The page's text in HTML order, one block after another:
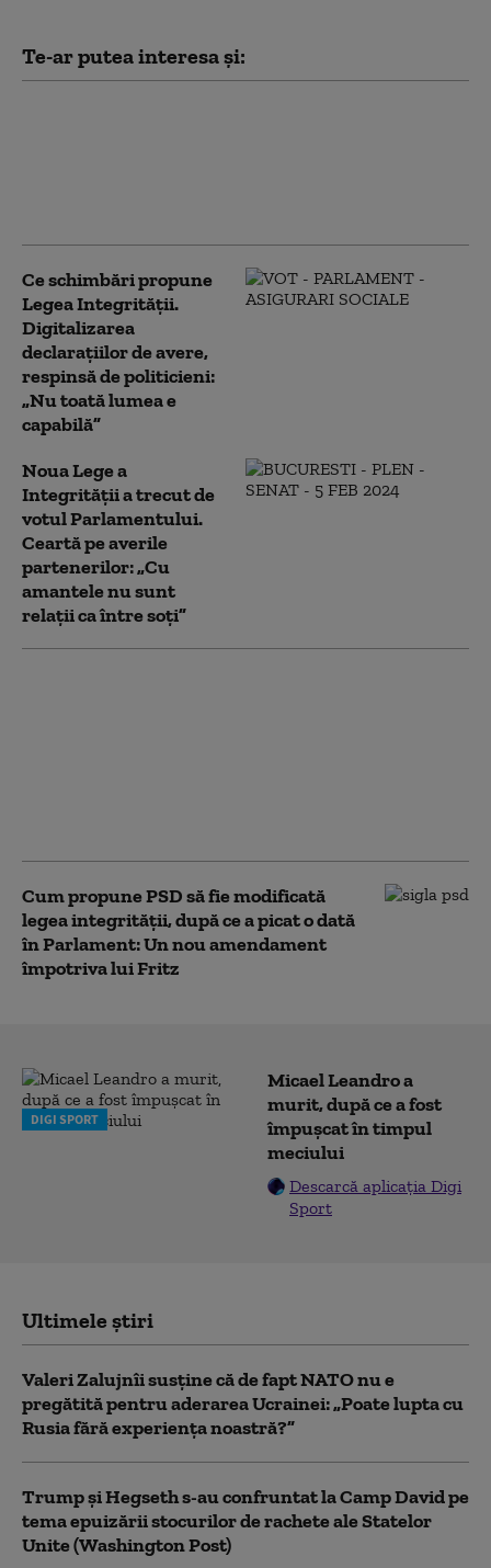
Te-ar putea interesa și:
Ce schimbări propune
Legea Integrității.
Digitalizarea
declarațiilor de avere,
respinsă de politicieni:
„Nu toată lumea e
capabilă”
Noua Lege a
Integrității a trecut de
votul Parlamentului.
Ceartă pe averile
partenerilor: „Cu
amantele nu sunt
relații ca între soți”
Cum propune PSD să fie modificată
legea integrității, după ce a picat o dată
în Parlament: Un nou amendament
împotriva lui Fritz
DIGI SPORT
Micael Leandro a
murit, după ce a fost
împușcat în timpul
meciului
Descarcă aplicația Digi
Sport
Ultimele știri
Valeri Zalujnîi susține că de fapt NATO nu e
pregătită pentru aderarea Ucrainei: „Poate lupta cu
Rusia fără experiența noastră?”
Trump şi Hegseth s-au confruntat la Camp David pe
tema epuizării stocurilor de rachete ale Statelor
Unite (Washington Post)